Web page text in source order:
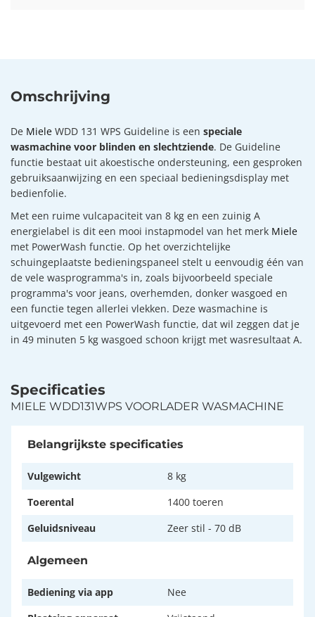
Omschrijving
De Miele WDD 131 WPS Guideline is een speciale
wasmachine voor blinden en slechtziende. De Guideline
functie bestaat uit akoestische ondersteuning, een gesproken
gebruiksaanwijzing en een speciaal bedieningsdisplay met
bedienfolie.
Met een ruime vulcapaciteit van 8 kg en een zuinig A
energielabel is dit een mooi instapmodel van het merk Miele
met PowerWash functie. Op het overzichtelijke
schuingeplaatste bedieningspaneel stelt u eenvoudig één van
de vele wasprogramma's in, zoals bijvoorbeeld speciale
programma's voor jeans, overhemden, donker wasgoed en
een functie tegen allerlei vlekken. Deze wasmachine is
uitgevoerd met een PowerWash functie, dat wil zeggen dat je
in 49 minuten 5 kg wasgoed schoon krijgt met wasresultaat A.
Specificaties
MIELE WDD131WPS VOORLADER WASMACHINE
Belangrijkste specificaties
Vulgewicht
8 kg
Toerental
1400 toeren
Geluidsniveau
Zeer stil - 70 dB
Algemeen
Bediening via app
Nee